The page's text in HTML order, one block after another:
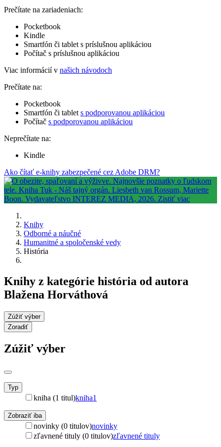
Prečítate na zariadeniach:
Pocketbook
Kindle
Smartfón či tablet s príslušnou aplikáciou
Počítač s príslušnou aplikáciou
Viac informácií v našich návodoch
Prečítate na:
Pocketbook
Smartfón či tablet s podporovanou aplikáciou
Počítač s podporovanou aplikáciou
Neprečítate na:
Kindle
Ako čítať e-knihy zabezpečené cez Adobe DRM?
Knihy
Odborné a náučné
Humanitné a spoločenské vedy
História
Knihy z kategórie história od autora
Blažena Horváthová
Zúžiť výber
Zoradiť
Zúžiť výber
Typ
kniha (1 titul)kniha1
Zobraziť iba
novinky (0 titulov)novinky
zľavnené tituly (0 titulov)zľavnené tituly